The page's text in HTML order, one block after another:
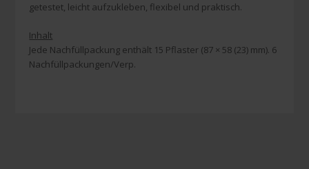
getestet, leicht aufzukleben, flexibel und praktisch.
Inhalt
Jede Nachfüllpackung enthält 15 Pflaster (87 × 58 (23) mm). 6
Nachfüllpackungen/Verp.